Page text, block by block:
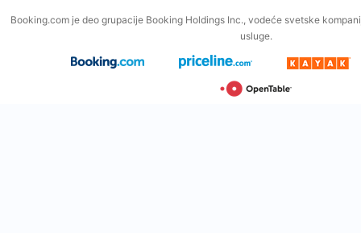
Booking.com je deo grupacije Booking Holdings Inc., vodeće svetske
usluge.